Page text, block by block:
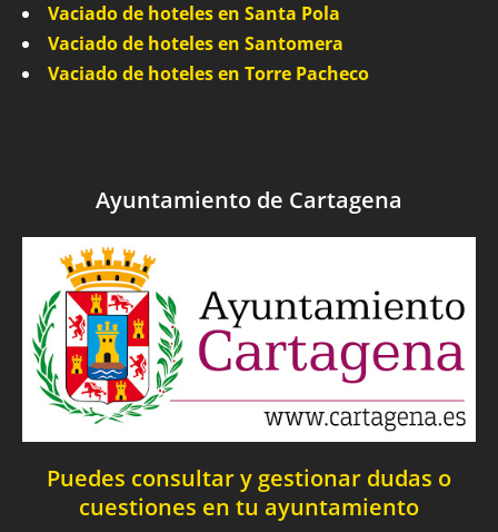
Vaciado de hoteles en Santa Pola
Vaciado de hoteles en Santomera
Vaciado de hoteles en Torre Pacheco
Ayuntamiento de Cartagena
Puedes consultar y gestionar dudas o
cuestiones en tu ayuntamiento